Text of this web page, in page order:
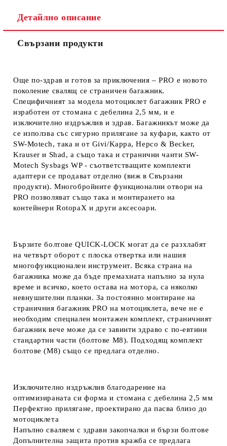
Съгласен съм с
Ние ще се свържем с вас в рамките на работния ден.
Детайлно описание
Свързани продукти
Още по-здрав и готов за приключения – PRO е новото
поколение свалящ се страничен багажник.
Специфичният за модела мотоциклет багажник PRO е
изработен от стомана с дебелина 2,5 мм, и е
изключително издръжлив и здрав. Багажникът може да
се използва със сигурно прилягане за куфари, както от
SW-Motech, така и от Givi/Kappa, Hepco & Becker,
Krauser и Shad, а също така и странични чанти SW-
Motech Sysbags WP - съответстващите комплекти
адаптери се продават отделно (виж в Свързани
продукти). Многобройните функционални отвори на
PRO позволяват също така и монтирането на
контейнери RotopaX и други аксесоари.
Бързите болтове QUICK-LOCK могат да се разхлабят
на четвърт оборот с плоска отвертка или нашия
многофункционален инструмент. Всяка страна на
багажника може да бъде премахната напълно за нула
време и всичко, което остава на мотора, са няколко
невнушителни планки. За постоянно монтиране на
страничния багажник PRO на мотоциклета, вече не е
необходим специален монтажен комплект, страничният
багажник вече може да се завинти здраво с по-евтини
стандартни части (болтове M8). Подходящ комплект
болтове (M8) също се предлага отделно.
Изключително издръжлив благодарение на
оптимизираната си форма и стомана с дебелина 2,5 мм
Перфектно прилягане, проектирано да пасва близо до
мотоциклета
Напълно сваляем с здрави закопчалки и бързи болтове
Допълнителна защита против кражба се предлага